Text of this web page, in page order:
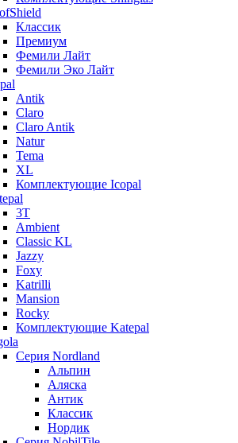
Классик
Премиум
Фемили Лайт
Фемили Эко Лайт
Antik
Claro
Claro Antik
Natur
Tema
XL
Комплектующие Icopal
3T
Ambient
Classic KL
Jazzy
Foxy
Katrilli
Mansion
Rocky
Комплектующие Katepal
Серия Nordland
Альпин
Аляска
Антик
Классик
Нордик